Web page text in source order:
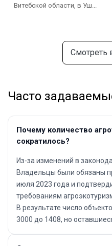
Витебской области, в Уш...
Смотреть
Часто
Почему количество
сократилось?
Из-за изменений в
Владельцы были обязаны
июля 2023 года и
требованиям
В результате число
3000 до 1408, но